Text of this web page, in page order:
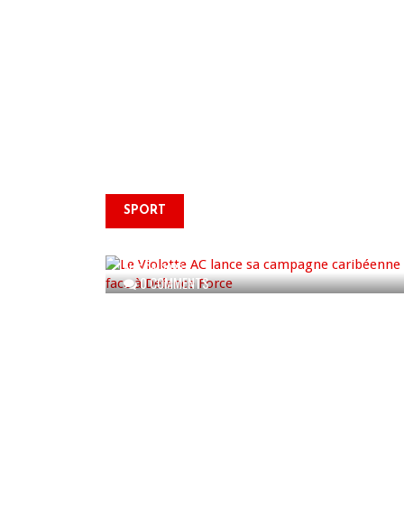
SPORT
0 COMMENTS
Le Violette AC lance sa
campagne caribéenne face à
AUG 04, 2026